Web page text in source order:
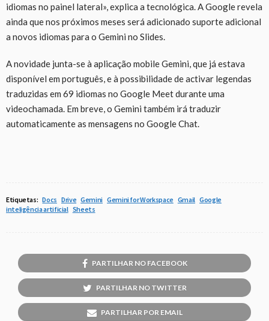
idiomas no painel lateral», explica a tecnológica. A Google revela
ainda que nos próximos meses será adicionado suporte adicional
a novos idiomas para o Gemini no Slides.
A novidade junta-se à aplicação mobile Gemini, que já estava
disponível em português, e à possibilidade de activar legendas
traduzidas em 69 idiomas no Google Meet durante uma
videochamada. Em breve, o Gemini também irá traduzir
automaticamente as mensagens no Google Chat.
Etiquetas: Docs Drive Gemini Gemini for Workspace Gmail Google
inteligência artificial Sheets
PARTILHAR NO FACEBOOK
PARTILHAR NO TWITTER
PARTILHAR POR EMAIL